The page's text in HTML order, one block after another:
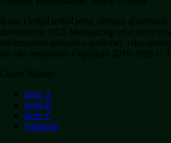
Serie A
Serie B
Serie C
Dilettanti